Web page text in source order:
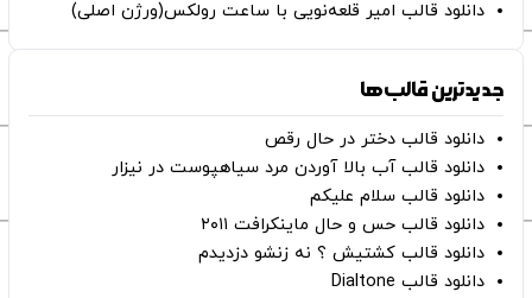
دانلود قالب امیر قلعه‌نویی با ساعت رولکس(ورژن اصلی)
جدیدترین قالب‌ها
دانلود قالب دختر در حال رقص
دانلود قالب آب بالا آوردن مرد سیاهپوست در نیزار
دانلود قالب سلام علیکم
دانلود قالب حس و حال ماینکرافت ۲۰۱۱
دانلود قالب کشتیش ؟ نه زنشو دزدیدم
دانلود قالب Dialtone